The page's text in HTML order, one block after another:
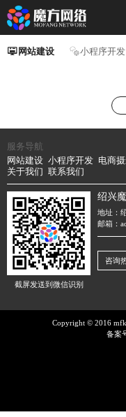
网站建设 小程序开发
服务导航
网站建设 小程序开发 电商
关于我们
联系我们
截屏发送到微信识别
绍兴
地址：
邮箱：
咨询
Copyright © 2016
备案